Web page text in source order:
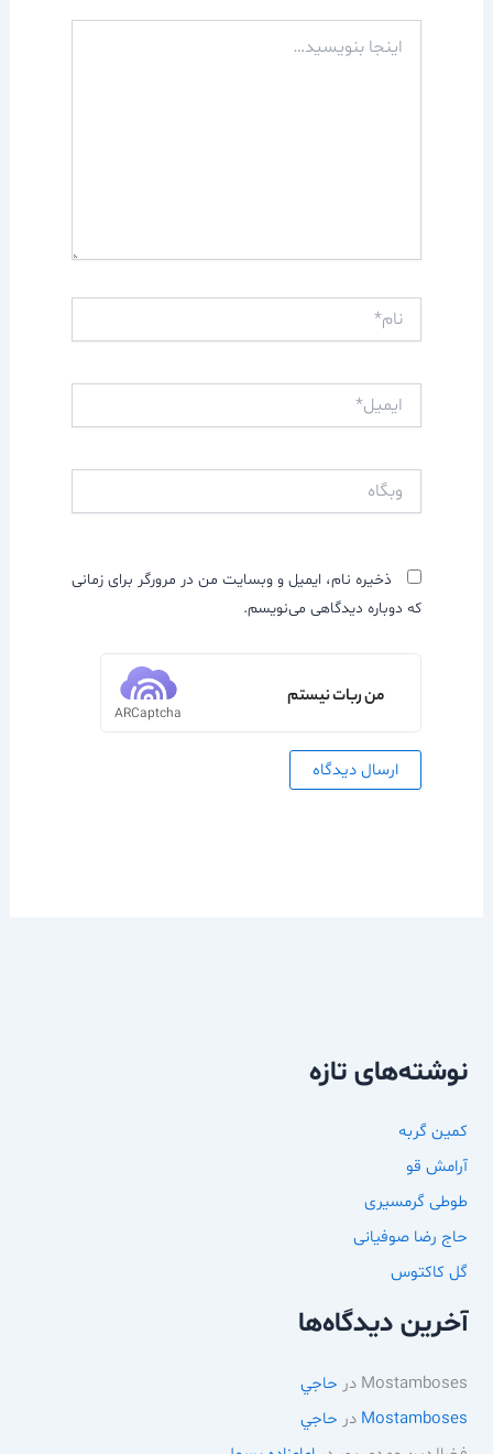
بنویسید…
ذخیره نام، ایمیل و وبسایت من در مرورگر برای زمانی
که دوباره دیدگاهی می‌نویسم.
من ربات نیستم
ARCaptcha
نوشته‌های تازه
کمین گربه
آرامش قو
طوطی گرمسیری
حاج رضا صوفیانی
گل کاکتوس
آخرین دیدگاه‌ها
Mostamboses در حاجي
Mostamboses در حاجي